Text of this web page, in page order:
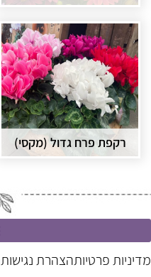
רקפת פרח גדול (מקסי)
מדיניות פרטיותהצהרת נגישות